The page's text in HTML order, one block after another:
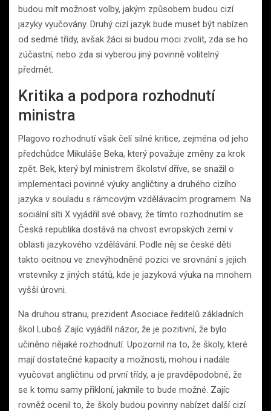
budou mít možnost volby, jakým způsobem budou cizí
jazyky vyučovány. Druhý cizí jazyk bude muset být nabízen
od sedmé třídy, avšak žáci si budou moci zvolit, zda se ho
zúčastní, nebo zda si vyberou jiný povinně volitelný
předmět.
Kritika a podpora rozhodnutí
ministra
Plagovo rozhodnutí však čelí silné kritice, zejména od jeho
předchůdce Mikuláše Beka, který považuje změny za krok
zpět. Bek, který byl ministrem školství dříve, se snažil o
implementaci povinné výuky angličtiny a druhého cizího
jazyka v souladu s rámcovým vzdělávacím programem. Na
sociální síti X vyjádřil své obavy, že tímto rozhodnutím se
Česká republika dostává na chvost evropských zemí v
oblasti jazykového vzdělávání. Podle něj se české děti
takto ocitnou ve znevýhodněné pozici ve srovnání s jejich
vrstevníky z jiných států, kde je jazyková výuka na mnohem
vyšší úrovni.
Na druhou stranu, prezident Asociace ředitelů základních
škol Luboš Zajíc vyjádřil názor, že je pozitivní, že bylo
učiněno nějaké rozhodnutí. Upozornil na to, že školy, které
mají dostatečné kapacity a možnosti, mohou i nadále
vyučovat angličtinu od první třídy, a je pravděpodobné, že
se k tomu samy přikloní, jakmile to bude možné. Zajíc
rovněž ocenil to, že školy budou povinny nabízet další cizí